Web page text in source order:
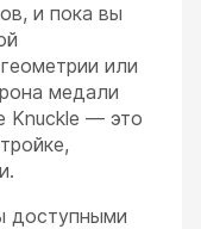
и пока вы
или
медали
Knuckle — это
доступными